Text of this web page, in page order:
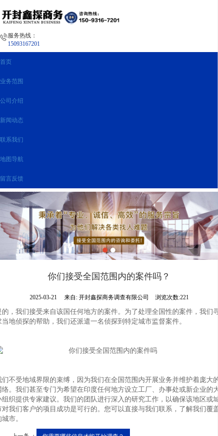
服务热线：
15093167201
首页
业务范围
公司介绍
新闻动态
联系我们
地图导航
留言反馈
你们接受全国范围内的案件吗？
2025-03-21 来自: 开封鑫探商务调查有限公司 浏览次数:221
的，我们接受来自该国任何地方的案件。为了处理全国性的案件，我们
当地侦探的帮助，我们还派遣一名侦探到特定城市监督案件。
们不受地域界限的束缚，因为我们在全国范围内开展业务并维护着庞大
络。我们甚至专门为希望在印度任何地方设立工厂、办事处或新企业的
组织提供专家建议。我们的团队进行深入的研究工作，以确保该地区或
对我们客户的项目成功是可行的。您可以直接与我们联系，了解我们覆
市。